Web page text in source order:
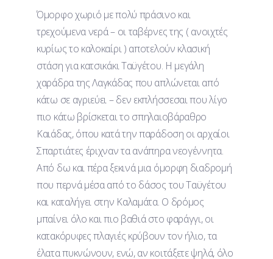
Όμορφο χωριό με πολύ πράσινο και
τρεχούμενα νερά – οι ταβέρνες της ( ανοιχτές
κυρίως το καλοκαίρι ) αποτελούν κλασική
στάση για κατσικάκι Ταϋγέτου. Η μεγάλη
χαράδρα της Λαγκάδας που απλώνεται από
κάτω σε αγριεύει – δεν εκπλήσσεσαι που λίγο
πιο κάτω βρίσκεται το σπηλαιοβάραθρο
Καιάδας, όπου κατά την παράδοση οι αρχαίοι
Σπαρτιάτες έριχναν τα ανάπηρα νεογέννητα.
Από δω και πέρα ξεκινά μια όμορφη διαδρομή
που περνά μέσα από το δάσος του Ταϋγέτου
και καταλήγει στην Καλαμάτα. Ο δρόμος
μπαίνει όλο και πιο βαθιά στο φαράγγι, οι
κατακόρυφες πλαγιές κρύβουν τον ήλιο, τα
έλατα πυκνώνουν, ενώ, αν κοιτάξετε ψηλά, όλο